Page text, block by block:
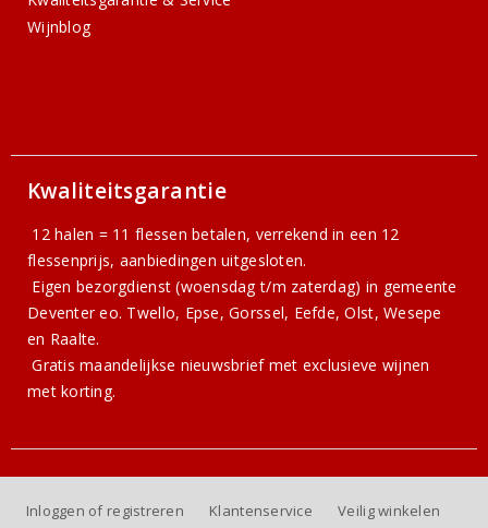
Wijnblog
Kwaliteitsgarantie
12 halen = 11 flessen betalen, verrekend in een 12
flessenprijs, aanbiedingen uitgesloten.
Eigen bezorgdienst (woensdag t/m zaterdag) in gemeente
Deventer eo. Twello, Epse, Gorssel, Eefde, Olst, Wesepe
en Raalte.
Gratismaandelijkse nieuwsbriefmet exclusieve wijnen
met korting.
Inloggen of registreren Klantenservice Veilig winkelen